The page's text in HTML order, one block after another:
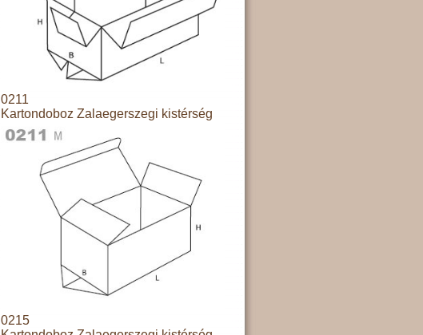
0211
Kartondoboz Zalaegerszegi kistérség
0215